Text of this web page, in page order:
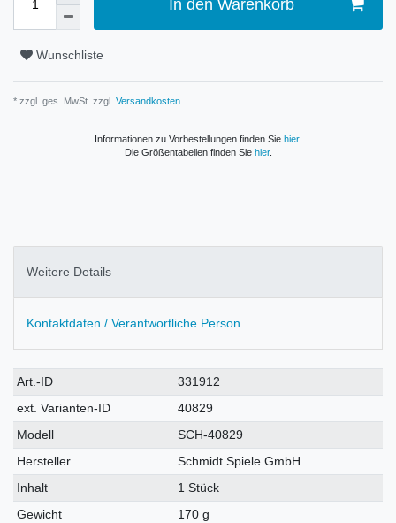
In den Warenkorb
Wunschliste
* zzgl. ges. MwSt. zzgl. Versandkosten
Informationen zu Vorbestellungen finden Sie hier.
Die Größentabellen finden Sie hier.
Weitere Details
Kontaktdaten / Verantwortliche Person
Technisches
Merkmal
Wert
Art.-ID
331912
ext. Varianten-ID
40829
Modell
SCH-40829
Hersteller
Schmidt Spiele GmbH
Inhalt
1 Stück
Gewicht
170 g